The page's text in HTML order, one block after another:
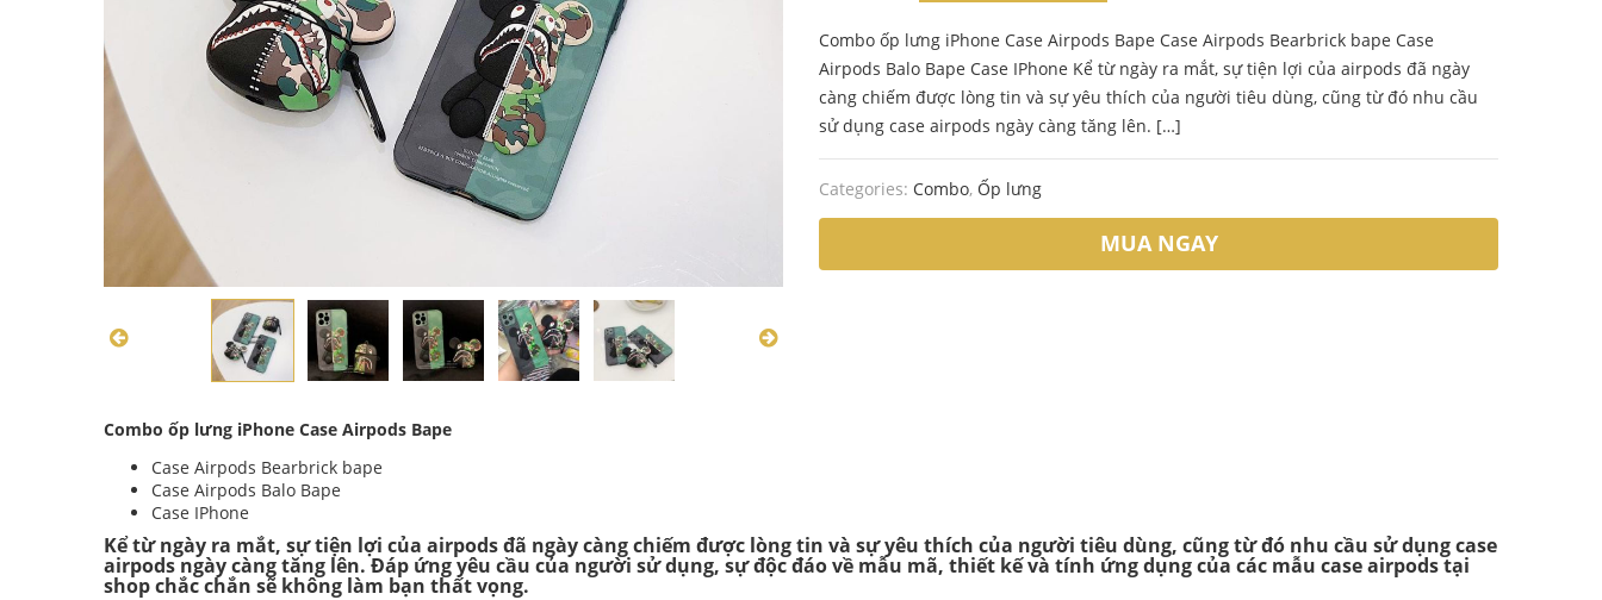
Combo ốp lưng iPhone Case Airpods Bape Case Airpods Bearbrick bape Case
Airpods Balo Bape Case IPhone Kể từ ngày ra mắt, sự tiện lợi của airpods đã ngày
càng chiếm được lòng tin và sự yêu thích của người tiêu dùng, cũng từ đó nhu cầu
sử dụng case airpods ngày càng tăng lên. […]
Categories: Combo, Ốp lưng
MUA NGAY
Combo ốp lưng iPhone Case Airpods Bape
Case Airpods Bearbrick bape
Case Airpods Balo Bape
Case IPhone
Kể từ ngày ra mắt, sự tiện lợi của airpods đã ngày càng chiếm được lòng tin và sự yêu thích của người tiêu dùng, cũng từ đó nhu cầu sử dụng case
airpods ngày càng tăng lên. Đáp ứng yêu cầu của người sử dụng, sự độc đáo về mẫu mã, thiết kế và tính ứng dụng của các mẫu case airpods tại
shop chắc chắn sẽ không làm bạn thất vọng.